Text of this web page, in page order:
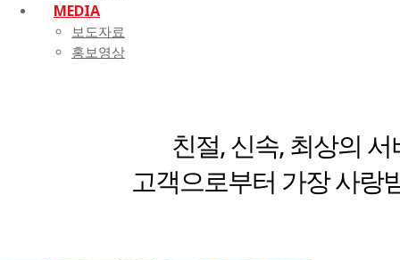
MEDIA
보도자료
홍보영상
친절, 신속, 최상의
고객으로부터 가장 사랑